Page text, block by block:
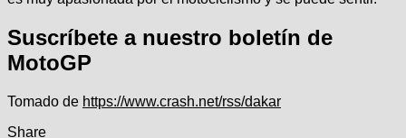
Suscríbete a nuestro boletín de
MotoGP
Tomado de https://www.crash.net/rss/dakar
Share